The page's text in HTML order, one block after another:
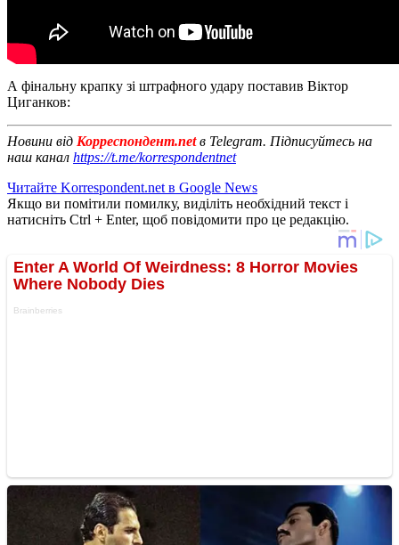
А фінальну крапку зі штрафного удару поставив Віктор
Циганков:
Новини від Корреспондент.netв Telegram. Підписуйтесь на
наш канал https://t.me/korrespondentnet
Читайте Korrespondent.net в Google News
Якщо ви помітили помилку, виділіть необхідний текст і
натисніть Ctrl + Enter, щоб повідомити про це редакцію.